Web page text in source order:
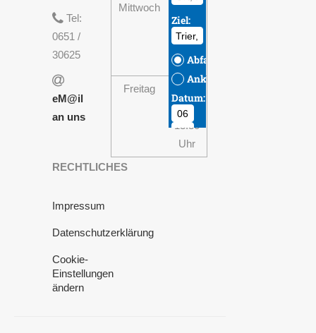
Tel:
0651 /
30625
eM@il
an uns
RECHTLICHES
Impressum
Datenschutzerklärung
Cookie-
Einstellungen
ändern
Mittwoch
08:00
-
13:30
Uhr
Freitag
08:00
-
13:30
Uhr